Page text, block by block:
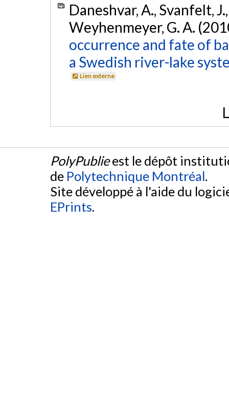
Daneshvar, A., Svanfelt,
Weyhenmeyer, G. A.
occurrence and fate of
a Swedish river-lake
Lien externe
PolyPublieest le dépôt
de Polytechnique Montréal.
Site développé à l'aide du
EPrints.